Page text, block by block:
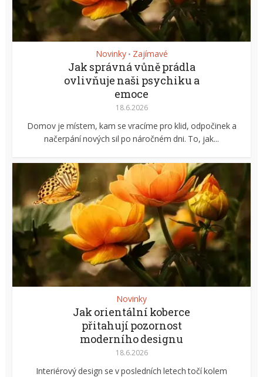
Novinky • Zajímavé
Jak správná vůně prádla
ovlivňuje naši psychiku a
emoce
18.6.2026
Domov je místem, kam se vracíme pro klid, odpočinek a
načerpání nových sil po náročném dni. To, jak...
Novinky
Jak orientální koberce
přitahují pozornost
moderního designu
18.6.2026
Interiérový design se v posledních letech točí kolem